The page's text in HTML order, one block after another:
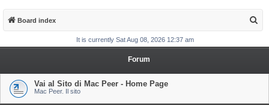
Board index
a
It is currently Sat Aug 08, 2026 12:37 am
Forum
Vai al Sito di Mac Peer - Home Page
Mac Peer. Il sito